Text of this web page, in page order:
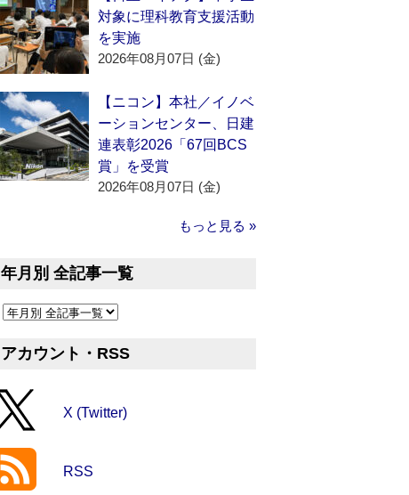
対象に理科教育支援活動
を実施
2026年08月07日 (金)
【ニコン】本社／イノベ
ーションセンター、日建
連表彰2026「67回BCS
賞」を受賞
2026年08月07日 (金)
もっと見る »
年月別 全記事一覧
アカウント・RSS
X (Twitter)
RSS